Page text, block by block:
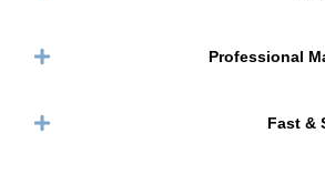
Professional
Fast &